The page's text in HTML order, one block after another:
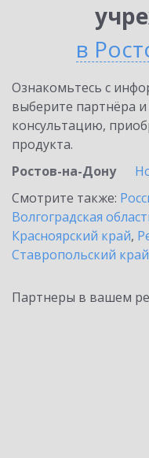
в
Ознакомьтесь с
выберите партнёра
консультацию,
продукта.
Ростов-на-Дону
Смотрите также:
Волгоградская
Красноярский край,
Ставропольский край
Партнеры в вашем